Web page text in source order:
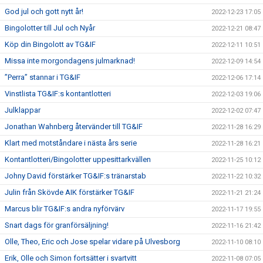
God jul och gott nytt år! 2022-12-23 17:05
Bingolotter till Jul och Nyår 2022-12-21 08:47
Köp din Bingolott av TG&IF 2022-12-11 10:51
Missa inte morgondagens julmarknad! 2022-12-09 14:54
”Perra” stannar i TG&IF 2022-12-06 17:14
Vinstlista TG&IF:s kontantlotteri 2022-12-03 19:06
Julklappar 2022-12-02 07:47
Jonathan Wahnberg återvänder till TG&IF 2022-11-28 16:29
Klart med motståndare i nästa års serie 2022-11-28 16:21
Kontantlotteri/Bingolotter uppesittarkvällen 2022-11-25 10:12
Johny David förstärker TG&IF:s tränarstab 2022-11-22 10:32
Julin från Skövde AIK förstärker TG&IF 2022-11-21 21:24
Marcus blir TG&IF:s andra nyförvärv 2022-11-17 19:55
Snart dags för granförsäljning! 2022-11-16 21:42
Olle, Theo, Eric och Jose spelar vidare på Ulvesborg 2022-11-10 08:10
Erik, Olle och Simon fortsätter i svartvitt 2022-11-08 07:05